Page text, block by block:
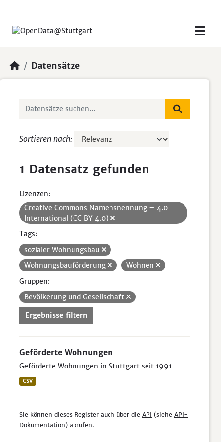
Datensätze
Sortieren nach
1 Datensatz gefunden
Lizenzen:
Creative Commons Namensnennung – 4.0
International (CC BY 4.0)
Tags:
sozialer Wohnungsbau
Wohnungsbauförderung
Wohnen
Gruppen:
Bevölkerung und Gesellschaft
Ergebnisse filtern
Geförderte Wohnungen
Geförderte Wohnungen in Stuttgart seit 1991
CSV
Sie können dieses Register auch über die API (siehe API-
Dokumentation) abrufen.